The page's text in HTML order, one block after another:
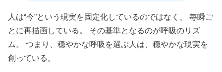
人は“今”という現実を固定化しているのではなく、 毎瞬ご
とに再描画している。 その基準となるのが呼吸のリズ
ム。 つまり、穏やかな呼吸を選ぶ人は、穏やかな現実を
創っている。